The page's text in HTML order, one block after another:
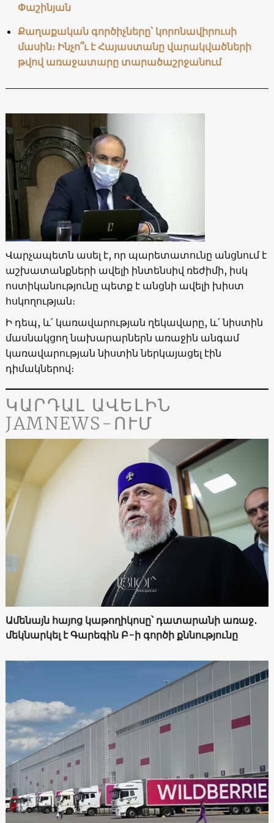
Փաշինյան
Քաղաքական գործիչները՝ կորոնավիրուսի
մասին։ Ինչո՞ւ է Հայաստանը վարակվածների
թվով առաջատարը տարածաշրջանում
Վարչապետն ասել է, որ պարետատունը անցնում է
աշխատանքների ավելի ինտենսիվ ռեժիմի, իսկ
ոստիկանությունը պետք է անցնի ավելի խիստ
հսկողության։
Ի դեպ, և՛ կառավարության ղեկավարը, և՛ նիստին
մասնակցող նախարարներն առաջին անգամ
կառավարության նիստին ներկայացել էին
դիմակներով։
ԿԱՐԴԱԼ ԱՎԵԼԻՆ
JAMNEWS-ՈՒՄ
Ամենայն հայոց կաթողիկոսը՝ դատարանի առաջ․
մեկնարկել է Գարեգին Բ-ի գործի քննությունը